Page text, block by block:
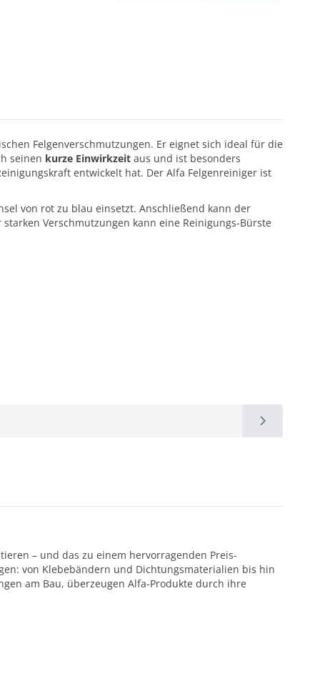
Felgenverschmutzungen. Er eignet sich ideal für die
seinen kurze Einwirkzeit aus und ist besonders
entwickelt hat. Der Alfa Felgenreiniger ist
von rot zu blau einsetzt. Anschließend kann der
Verschmutzungen kann eine Reinigungs-Bürste
– und das zu einem hervorragenden Preis-
von Klebebändern und Dichtungsmaterialien bis hin
am Bau, überzeugen Alfa-Produkte durch ihre